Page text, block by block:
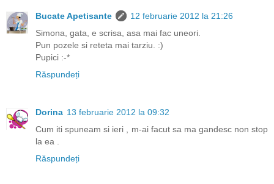
Bucate Apetisante
12 februarie 2012 la 21:26
Simona, gata, e scrisa, asa mai fac uneori.
Pun pozele si reteta mai tarziu. :)
Pupici :-*
Răspundeți
Dorina 13 februarie 2012 la 09:32
Cum iti spuneam si ieri , m-ai facut sa ma gandesc non stop
la ea .
Răspundeți